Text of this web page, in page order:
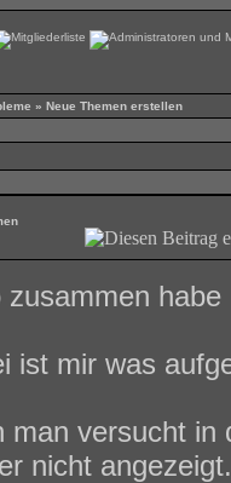
» Neue Themen erstellen
zusammen
ist mir was
man versucht in
nicht angezeigt.